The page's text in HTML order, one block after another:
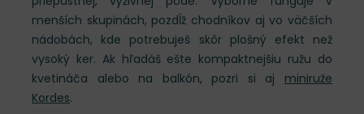
menších skupinách, pozdĺž chodníkov aj vo väčších
nádobách, kde potrebuješ skôr plošný efekt než
vysoký ker. Ak hľadáš ešte kompaktnejšiu ružu do
kvetináča alebo na balkón, pozri si aj miniruže
Kordes.